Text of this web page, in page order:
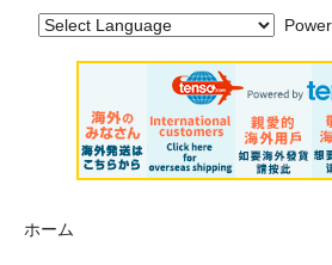
ホーム